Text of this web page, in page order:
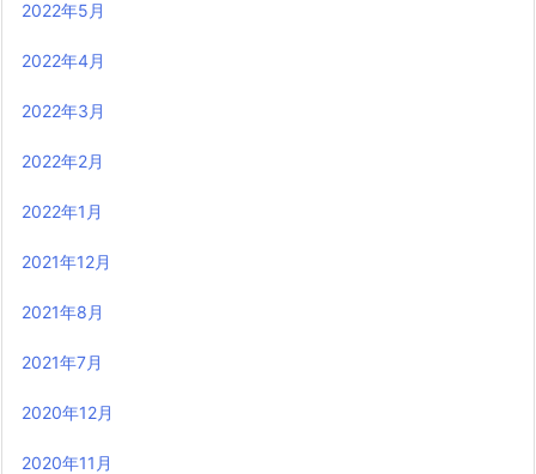
2022年5月
2022年4月
2022年3月
2022年2月
2022年1月
2021年12月
2021年8月
2021年7月
2020年12月
2020年11月